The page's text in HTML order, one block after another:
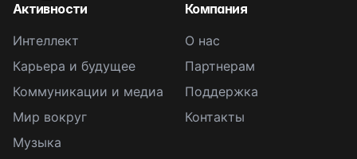
Активности
Интеллект
Карьера и будущее
Коммуникации и медиа
Мир вокруг
Музыка
Компания
О нас
Партнерам
Поддержка
Контакты